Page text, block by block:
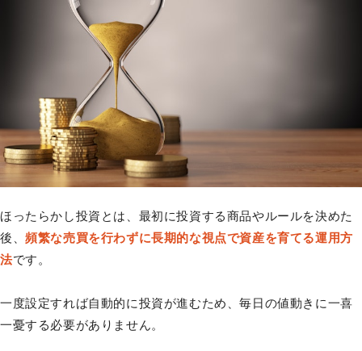
ほったらかし投資とは、最初に投資する商品やルールを決めた
後、頻繁な売買を行わずに長期的な視点で資産を育てる運用方
法です。
一度設定すれば自動的に投資が進むため、毎日の値動きに一喜
一憂する必要がありません。